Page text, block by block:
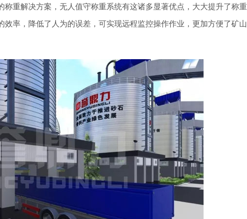
重解决方案，无人值守称重系统有这诸多显著优点，大大提升了称重
率，降低了人为的误差，可实现远程监控操作作业，更加方便了矿山